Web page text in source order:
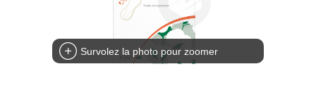
Survolez la photo pour zoomer